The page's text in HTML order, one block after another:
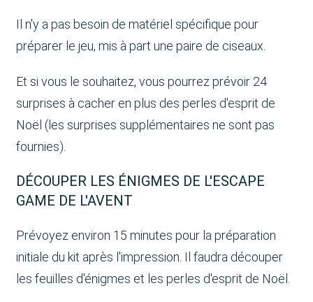
Il n'y a pas besoin de matériel spécifique pour
préparer le jeu, mis à part une paire de ciseaux.
Et si vous le souhaitez, vous pourrez prévoir 24
surprises à cacher en plus des perles d'esprit de
Noël (les surprises supplémentaires ne sont pas
fournies).
DÉCOUPER LES ÉNIGMES DE L'ESCAPE
GAME DE L'AVENT
Prévoyez environ 15 minutes pour la préparation
initiale du kit après l'impression. Il faudra découper
les feuilles d'énigmes et les perles d'esprit de Noël.